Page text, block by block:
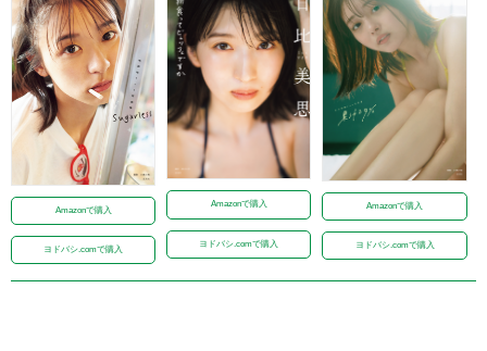
Amazonで購入
ヨドバシ.comで購入
Amazonで購入
ヨドバシ.comで購入
Amazonで購入
ヨドバシ.comで購入